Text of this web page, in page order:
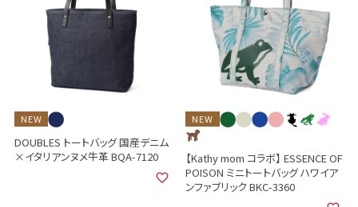
NEW
DOUBLES トートバッグ 国産デニム
×イタリアンヌメ牛革 BQA-7120
NEW
【Kathy mom コラボ】 ESSENCE OF
POISON ミニトートバッグ ハワイア
ンファブリック BKC-3360